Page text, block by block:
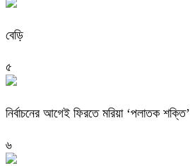
বেড়ি
৫
নির্বাচনের আগেই ফিরতে মরিয়া ‘পলাতক শক্তি’
৬